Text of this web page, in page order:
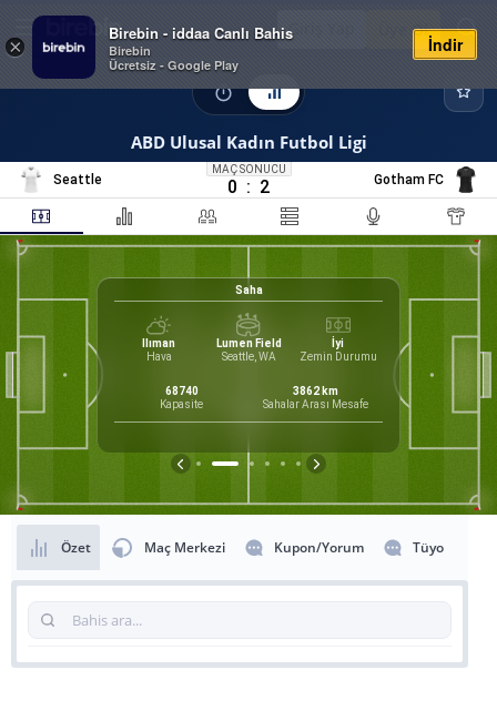
×
Birebin - iddaa Canlı Bahis
Birebin
Ücretsiz - Google Play
İndir
Giriş Yap Üye Ol
ABD Ulusal Kadın Futbol Ligi
Seattle
MAÇ SONUCU
0 : 2 Gotham FC
Saha
Ilıman
Hava
Lumen Field
Seattle, WA
İyi
Zemin Durumu
68740
Kapasite
3862 km
Sahalar Arası Mesafe
M G
Özet Maç Merkezi Kupon/Yorum Tüyo